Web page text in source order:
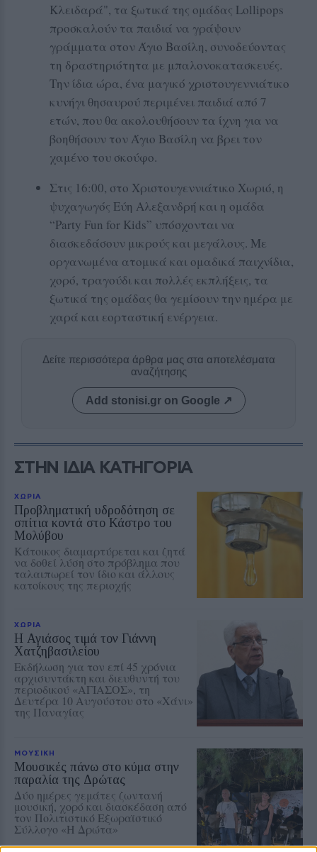
Κλειδαρά", τα ξωτικά της ομάδας Lollipops
προσκαλούν τα παιδιά να γράψουν
γράμματα στον Άγιο Βασίλη, συνοδεύοντας
τη δραστηριότητα με μπαλονοκατασκευές.
Την ίδια ώρα, ένα μαγικό χριστουγεννιάτικο
κυνήγι θησαυρού περιμένει παιδιά από 7
ετών, που θα ακολουθήσουν τα ίχνη για να
βοηθήσουν τον Άγιο Βασίλη να βρει τον
χαμένο του σκούφο.
Στις 16:00, στο Χριστουγεννιάτικο Χωριό, η
ψυχαγωγός Εύη Αλεξανδρή και η ομάδα
“Party Fun for Kids” υπόσχονται να
διασκεδάσουν μικρούς και μεγάλους. Με
οργανωμένα ατομικά και ομαδικά παιχνίδια,
χορό, τραγούδι και πολλές εκπλήξεις, τα
ξωτικά της ομάδας θα γεμίσουν την ημέρα με
χαρά και εορταστική ενέργεια.
Δείτε περισσότερα άρθρα μας στα αποτελέσματα
αναζήτησης
Add stonisi.gr on Google ↗
ΣΤΗΝ ΙΔΙΑ ΚΑΤΗΓΟΡΙΑ
ΧΩΡΙΑ
Προβληματική υδροδότηση σε
σπίτια κοντά στο Κάστρο του
Μολύβου
Κάτοικος διαμαρτύρεται και ζητά
να δοθεί λύση στο πρόβλημα που
ταλαιπωρεί τον ίδιο και άλλους
κατοίκους της περιοχής
ΧΩΡΙΑ
Η Αγιάσος τιμά τον Γιάννη
Χατζηβασιλείου
Εκδήλωση για τον επί 45 χρόνια
αρχισυντάκτη και διευθυντή του
περιοδικού «ΑΓΙΑΣΟΣ», τη
Δευτέρα 10 Αυγούστου στο «Χάνι»
της Παναγίας
ΜΟΥΣΙΚΗ
Μουσικές πάνω στο κύμα στην
παραλία της Δρώτας
Δύο ημέρες γεμάτες ζωντανή
μουσική, χορό και διασκέδαση από
τον Πολιτιστικό Εξωραϊστικό
Σύλλογο «Η Δρώτα»